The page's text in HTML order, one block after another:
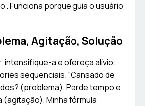
Funciona porque guia o usuário
Agitação, Solução
intensifique-a e ofereça alívio.
sequenciais. “Cansado de
(problema). Perde tempo e
(agitação). Minha fórmula